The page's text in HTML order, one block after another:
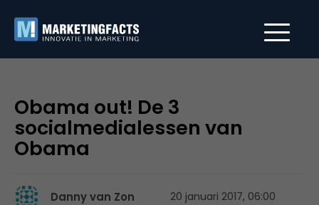
Obama out! De 3
socialmedialessen van
Obama
Danny van Zon 20 januari 2017, 06:00